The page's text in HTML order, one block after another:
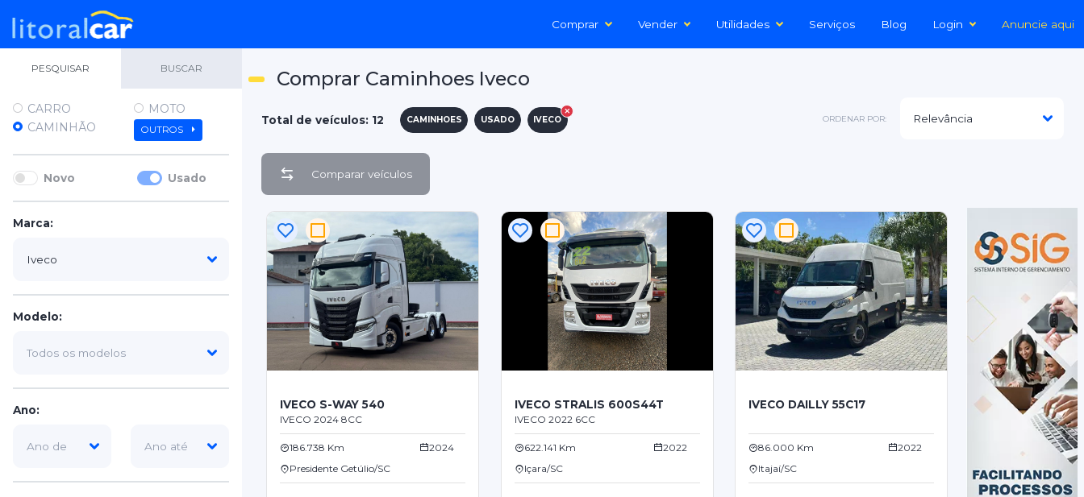
Comprar Vender Utilidades Serviços Blog Login Anuncie aqui
PESQUISAR BUSCAR
CARRO
MOTO
CAMINHÃO
OUTROS
Novo Usado
Marca:
Modelo:
Ano:
Comprar Caminhoes Iveco
Total de veículos: 12 CAMINHOES USADO IVECO ORDENAR POR:
Comparar veículos
IVECO S-WAY 540
IVECO 2024 8CC
186.738 Km
2024
Presidente Getúlio/SC
IVECO STRALIS 600S44T
IVECO 2022 6CC
622.141 Km
2022
Içara/SC
IVECO DAILLY 55C17
86.000 Km
2022
Itajaí/SC